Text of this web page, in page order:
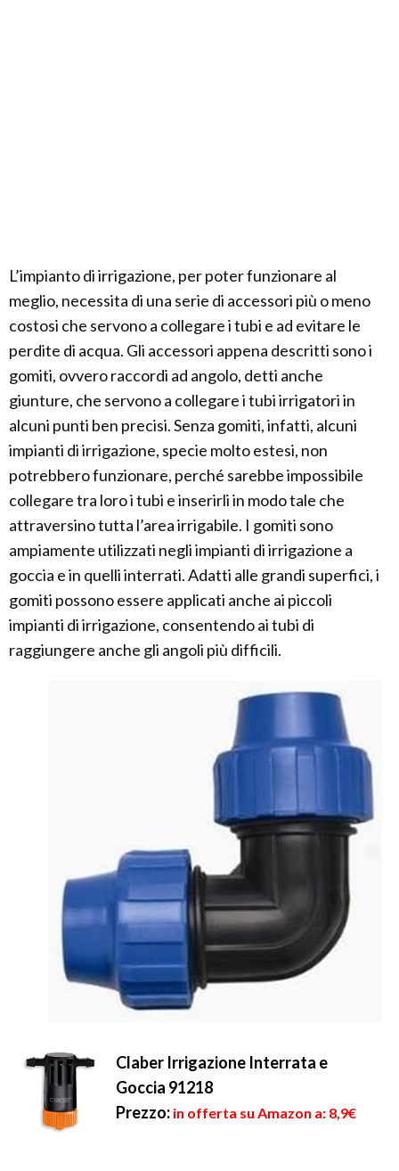
L’impianto di irrigazione, per poter funzionare al
meglio, necessita di una serie di accessori più o meno
costosi che servono a collegare i tubi e ad evitare le
perdite di acqua. Gli accessori appena descritti sono i
gomiti, ovvero raccordi ad angolo, detti anche
giunture, che servono a collegare i tubi irrigatori in
alcuni punti ben precisi. Senza gomiti, infatti, alcuni
impianti di irrigazione, specie molto estesi, non
potrebbero funzionare, perché sarebbe impossibile
collegare tra loro i tubi e inserirli in modo tale che
attraversino tutta l’area irrigabile. I gomiti sono
ampiamente utilizzati negli impianti di irrigazione a
goccia e in quelli interrati. Adatti alle grandi superfici, i
gomiti possono essere applicati anche ai piccoli
impianti di irrigazione, consentendo ai tubi di
raggiungere anche gli angoli più difficili.
Claber Irrigazione Interrata e
Goccia 91218
Prezzo: in offerta su Amazon a: 8,9€